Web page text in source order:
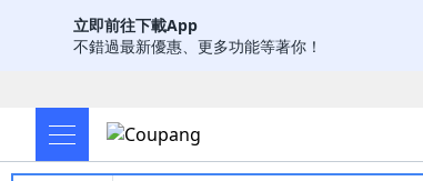
立即前往下載App
不錯過最新優惠、更多功能等著你！